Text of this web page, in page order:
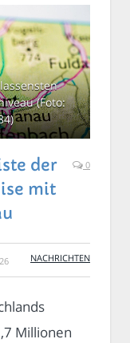
(Foto:
der
mit
0
NACHRICHTEN
Millionen